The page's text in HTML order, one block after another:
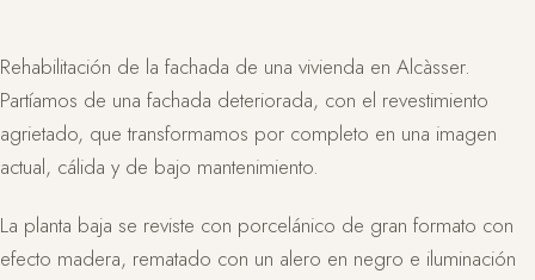
Rehabilitación de la fachada de una vivienda en Alcàsser.
Partíamos de una fachada deteriorada, con el revestimiento
agrietado, que transformamos por completo en una imagen
actual, cálida y de bajo mantenimiento.
La planta baja se reviste con porcelánico de gran formato con
efecto madera, rematado con un alero en negro e iluminación